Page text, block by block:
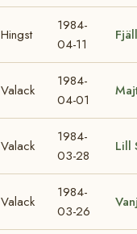
Hingst
1984-
04-11
Valack
1984-
04-01
Valack
1984-
03-28
Lill
Valack
1984-
03-26